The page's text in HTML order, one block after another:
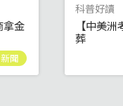
拿金
新聞
科普好讀
【中美
葬